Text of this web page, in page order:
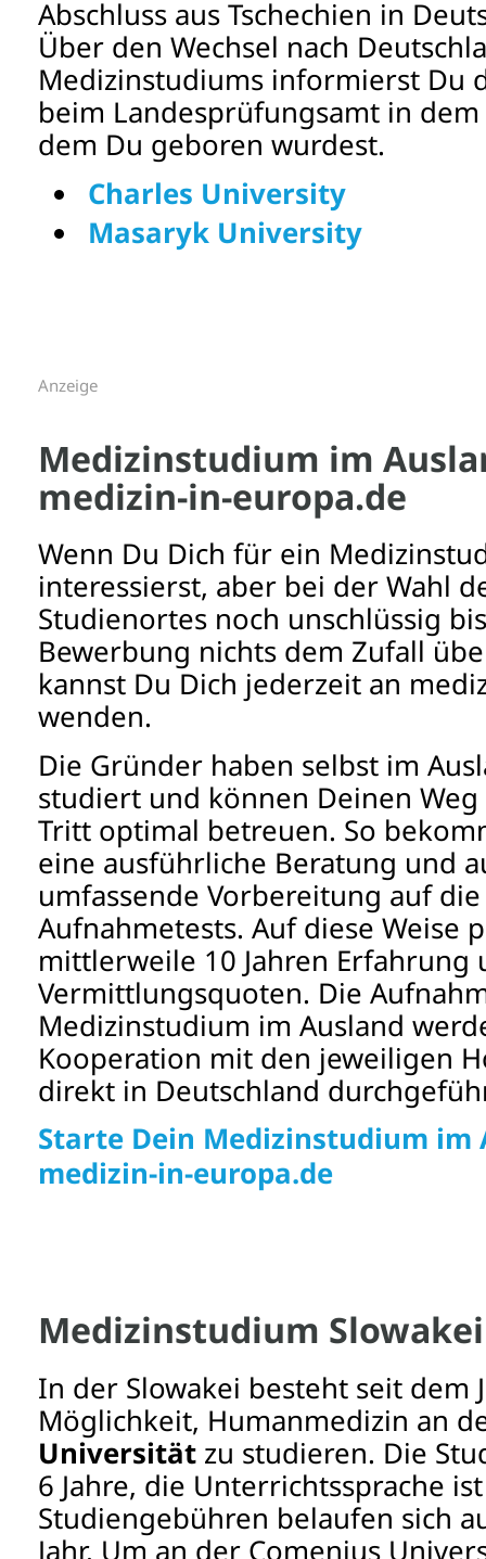
Abschluss aus Tschechien in
Über den Wechsel nach
Medizinstudiums informierst Du
beim Landesprüfungsamt in
dem Du geboren wurdest.
Charles University
Masaryk University
Anzeige
Medizinstudium im
medizin-in-europa.de
Wenn Du Dich für ein
interessierst, aber bei der Wahl
Studienortes noch unschlüssig
Bewerbung nichts dem Zufall
kannst Du Dich jederzeit an
wenden.
Die Gründer haben selbst im
studiert und können Deinen
Tritt optimal betreuen. So
eine ausführliche Beratung und
umfassende Vorbereitung auf
Aufnahmetests. Auf diese Weise
mittlerweile 10 Jahren Erfahrung
Vermittlungsquoten. Die
Medizinstudium im Ausland
Kooperation mit den jeweiligen
direkt in Deutschland
Starte Dein Medizinstudium im
medizin-in-europa.de
Medizinstudium Slowakei
In der Slowakei besteht seit dem
Möglichkeit, Humanmedizin an
Universität zu studieren. Die
6 Jahre, die Unterrichtssprache
Studiengebühren belaufen sich
Jahr. Um an der Comenius